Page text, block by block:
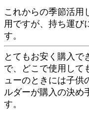
これからの季節活用
用ですが、持ち運び
す。
とてもお安く購入で
で、どこで使用して
ューのときには子供
ルダーが購入の決め
す。